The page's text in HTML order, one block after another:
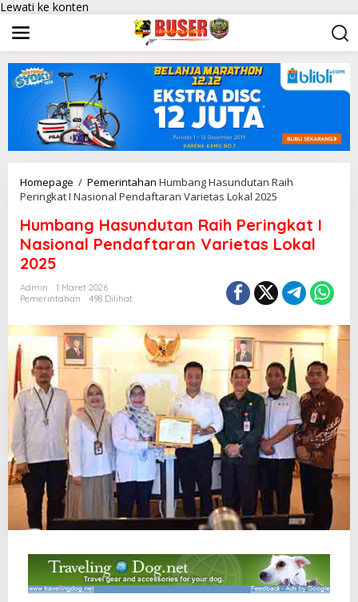
Lewati ke konten
Homepage / Pemerintahan Humbang Hasundutan Raih
Peringkat I Nasional Pendaftaran Varietas Lokal 2025
Humbang Hasundutan Raih Peringkat I
Nasional Pendaftaran Varietas Lokal
2025
Admin
1 Maret 2026
Pemerintahan
498 Dilihat